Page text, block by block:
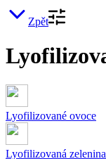
Zpět
Lyofilizované ovoce
Lyofilizovaná